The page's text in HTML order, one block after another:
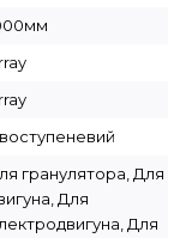
гранулятора, Для
Для
Для